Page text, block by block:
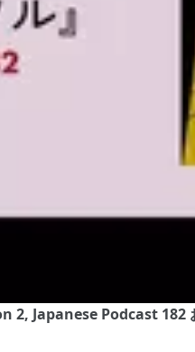
Japanese Podcast 182